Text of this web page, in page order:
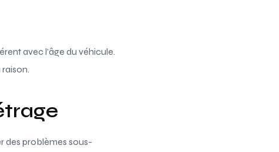
avec l’âge du véhicule.
raison.
des problèmes sous-